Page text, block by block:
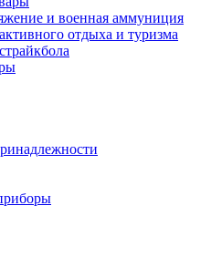
и военная аммуниция
отдыха и туризма